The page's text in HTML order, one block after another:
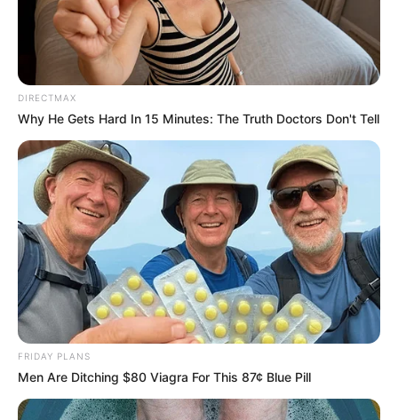
de festas e casamentos.
Com a Fórmula do Sucesso com Forminhas para
Doces você será capaz de produzir váriosmodelos
desse artesanato
que faz muito sucesso em
todas as partes do mundo.
DIRECTMAX
Why He Gets Hard In 15 Minutes: The Truth Doctors Don't Tell
FRIDAY PLANS
Men Are Ditching $80 Viagra For This 87¢ Blue Pill